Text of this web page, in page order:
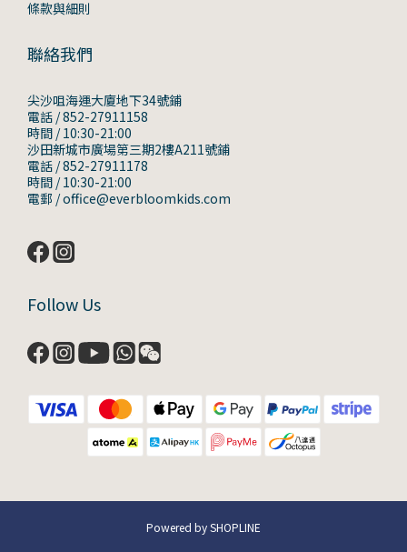
條款與細則
聯絡我們
尖沙咀海運大廈地下34號鋪
電話 / 852-27911158
時間 / 10:30-21:00
沙田新城市廣場第三期2樓A211號鋪
電話 / 852-27911178
時間 / 10:30-21:00
電郵 / office@everbloomkids.com
Follow Us
Powered by SHOPLINE